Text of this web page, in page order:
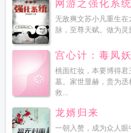
网游之强化系统
无敌爽文苏小凡重生
脉，至尊天赋。做为
宫心计：毒凤
桃面红妆，本要博得
墓。家世显赫，贵为
救...
龙婿归来
一朝入赘，成为众人